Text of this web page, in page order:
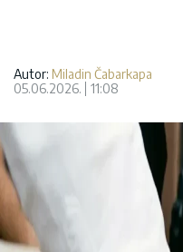
Autor: Miladin Čabarkapa
05.06.2026.
11:08